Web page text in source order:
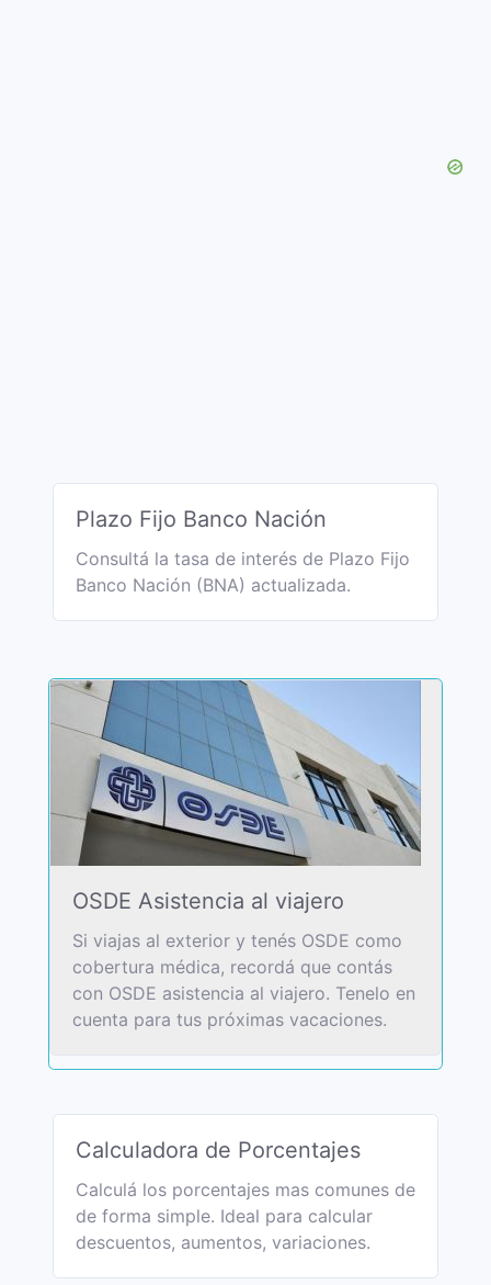
Plazo Fijo Banco Nación
Consultá la tasa de interés de Plazo Fijo
Banco Nación (BNA) actualizada.
OSDE Asistencia al viajero
Si viajas al exterior y tenés OSDE como
cobertura médica, recordá que contás
con OSDE asistencia al viajero. Tenelo en
cuenta para tus próximas vacaciones.
Calculadora de Porcentajes
Calculá los porcentajes mas comunes de
de forma simple. Ideal para calcular
descuentos, aumentos, variaciones.